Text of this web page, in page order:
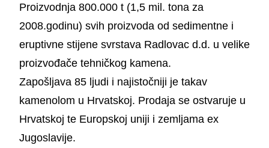
metodama tehničke dokumentacije dani
Dopunskim rudarskim projektom sanacije
eksploatacijskog polja tehničko-građevnog
kamena “Hercegovac” kraj Orahovice II,
izrađenim od Rudarsko-geološkog-naftnog
fakulteta u Zagrebu 2004.
Kamenolom Hercegovac je otvoren 1945. s
Proizvodnja 800.000 t (1,5 mil. tona za
2008.godinu) svih proizvoda od sedimentne i
eruptivne stijene svrstava Radlovac d.d. u velike
proizvođače tehničkog kamena.
Zapošljava 85 ljudi i najistočniji je takav
kamenolom u Hrvatskoj. Prodaja se ostvaruje u
Hrvatskoj te Europskoj uniji i zemljama ex
Jugoslavije.